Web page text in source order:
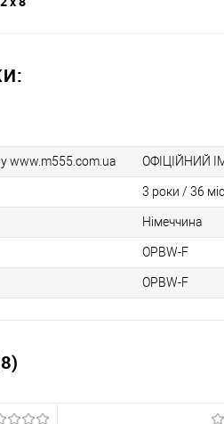
www.m555.com.ua ОФІЦІЙНИЙ
3 роки / 36
Німеччина
OPBW-F
OPBW-F